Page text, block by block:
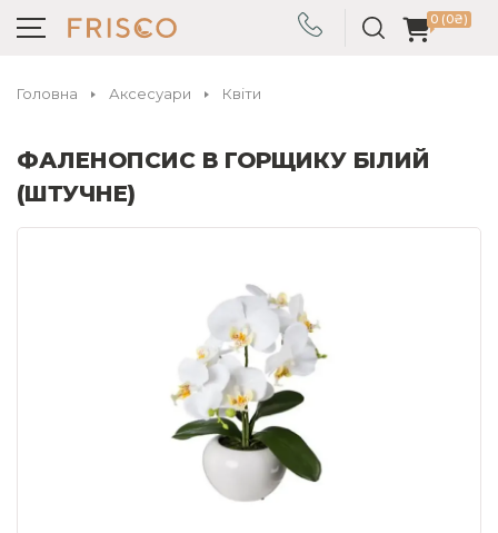
0 (0₴)
Головна Аксесуари Квіти
ФАЛЕНОПСИС В ГОРЩИКУ БІЛИЙ
(ШТУЧНЕ)